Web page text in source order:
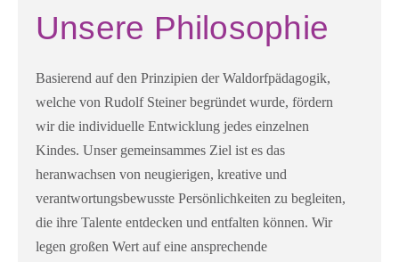
Unsere Philosophie
Basierend auf den Prinzipien der Waldorfpädagogik,
welche von Rudolf Steiner begründet wurde, fördern
wir die individuelle Entwicklung jedes einzelnen
Kindes. Unser gemeinsammes Ziel ist es das
heranwachsen von neugierigen, kreative und
verantwortungsbewusste Persönlichkeiten zu begleiten,
die ihre Talente entdecken und entfalten können. Wir
legen großen Wert auf eine ansprechende